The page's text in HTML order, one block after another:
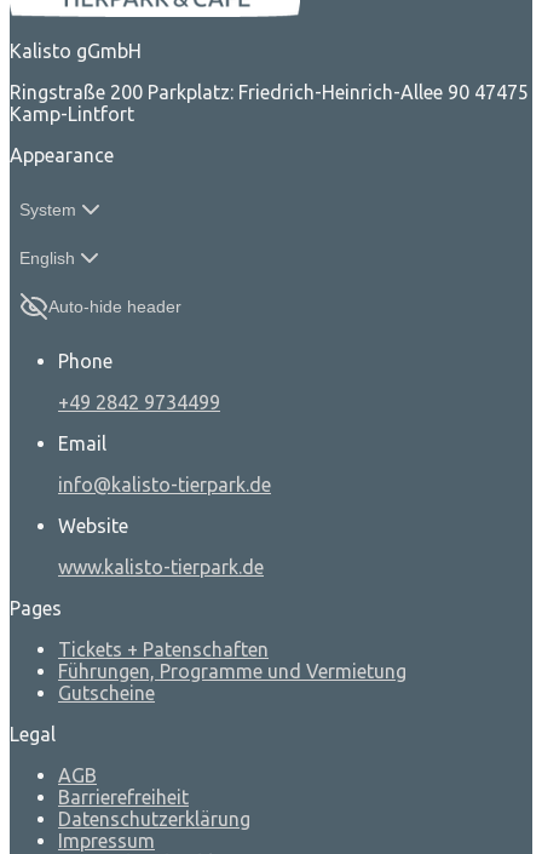
Kalisto gGmbH
Ringstraße 200 Parkplatz: Friedrich-Heinrich-Allee 90 47475
Kamp-Lintfort
Appearance
System
English
Auto-hide header
Phone
+49 2842 9734499
Email
info@kalisto-tierpark.de
Website
www.kalisto-tierpark.de
Pages
Tickets + Patenschaften
Führungen, Programme und Vermietung
Gutscheine
Legal
AGB
Barrierefreiheit
Datenschutzerklärung
Impressum